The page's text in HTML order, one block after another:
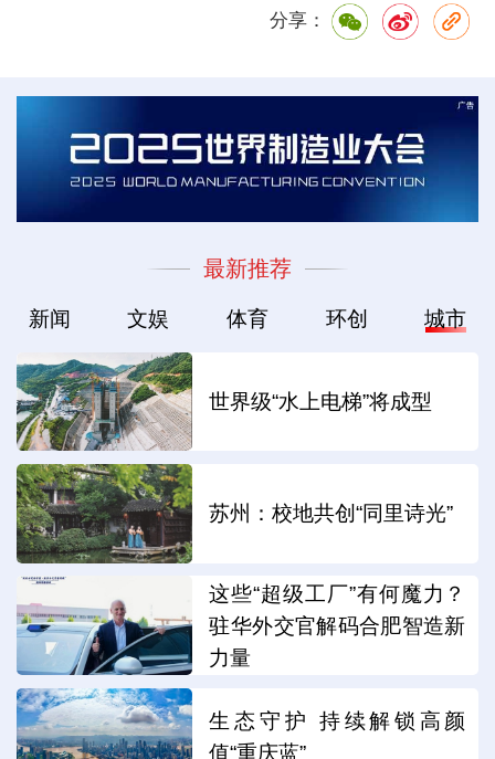
分享：
最新推荐
新闻 文娱 体育 环创 城市
世界级“水上电梯”将成型
苏州：校地共创“同里诗光”
这些“超级工厂”有何魔力？
驻华外交官解码合肥智造新
力量
生态守护 持续解锁高颜
值“重庆蓝”